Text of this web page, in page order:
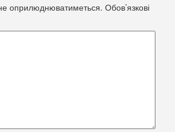
оприлюднюватиметься. Обов’язкові